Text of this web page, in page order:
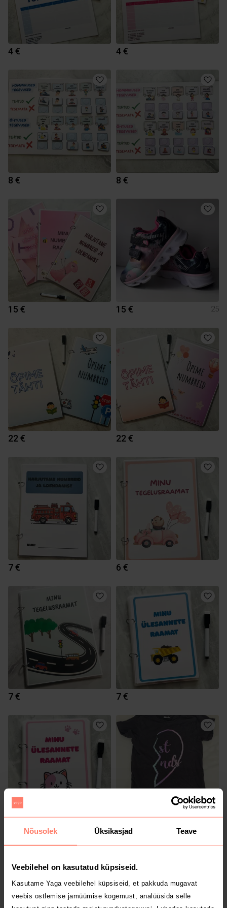
Nõusolek Üksikasjad Teave
Veebilehel on kasutatud küpsiseid.
Kasutame Yaga veebilehel küpsiseid, et pakkuda mugavat
veebis ostlemise jamüümise kogemust, analüüsida selle
4 € 4 €
8 € 8 €
15 € 15 € 25
22 € 22 €
7 € 6 €
7 € 7 €